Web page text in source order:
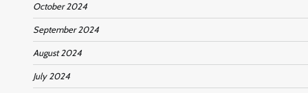
October 2024
September 2024
August 2024
July 2024